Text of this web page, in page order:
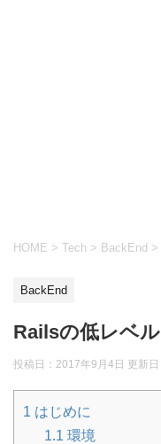
HOME > Tech > BackEnd >
BackEnd
Railsの低レベ
投稿日：2017年9月4日 更新日
1 はじめに
1.1 環境